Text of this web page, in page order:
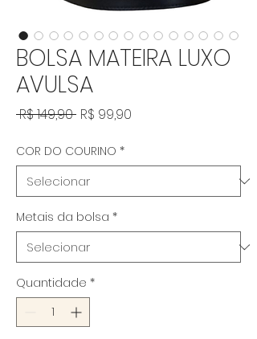
BOLSA MATEIRA LUXO
AVULSA
R$ 149,90 Preço normal
R$ 99,90
COR DO COURINO *
Metais da bolsa *
Quantidade *